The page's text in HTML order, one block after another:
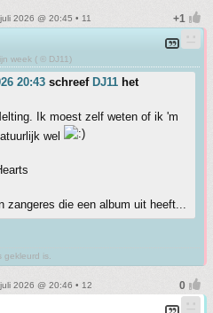
2026 @ 20:45 • 11
week ( © DJ11)
20:43 schreef DJ11 het
Ik moest zelf weten of ik 'm
wel
zangeres die een album uit heeft...
gekleurd is.
2026 @ 20:46 • 12